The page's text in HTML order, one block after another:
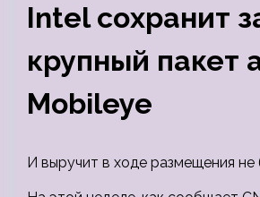
Intel сохранит
крупный пакет
Mobileye
И выручит в ходе размещения